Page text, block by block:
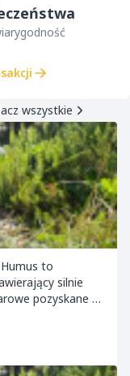
wszystkie
to
silnie
pozyskane z